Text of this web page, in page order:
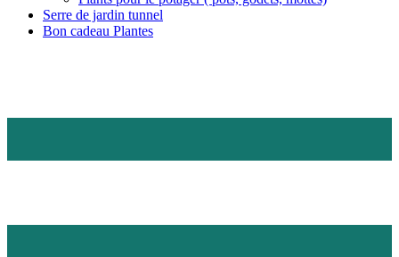
Serre de jardin tunnel
Bon cadeau Plantes